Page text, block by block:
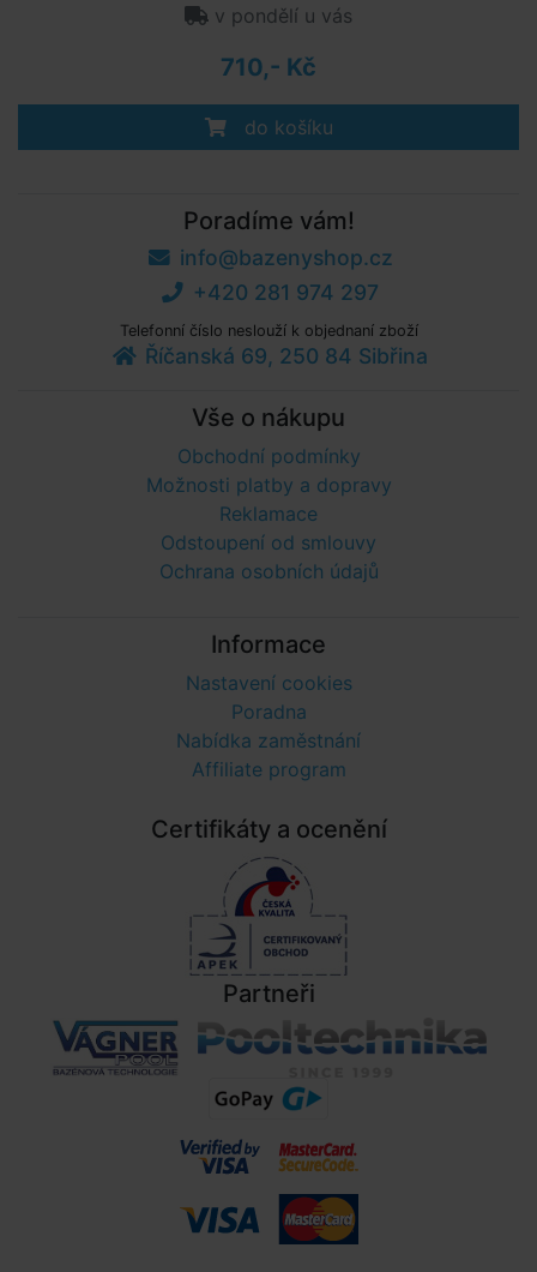
v pondělí u vás
710,- Kč
do košíku
Poradíme vám!
info@bazenyshop.cz
+420 281 974 297
Telefonní číslo neslouží k objednaní zboží
Říčanská 69, 250 84 Sibřina
Vše o nákupu
Obchodní podmínky
Možnosti platby a dopravy
Reklamace
Odstoupení od smlouvy
Ochrana osobních údajů
Informace
Nastavení cookies
Poradna
Nabídka zaměstnání
Affiliate program
Certifikáty a ocenění
Partneři